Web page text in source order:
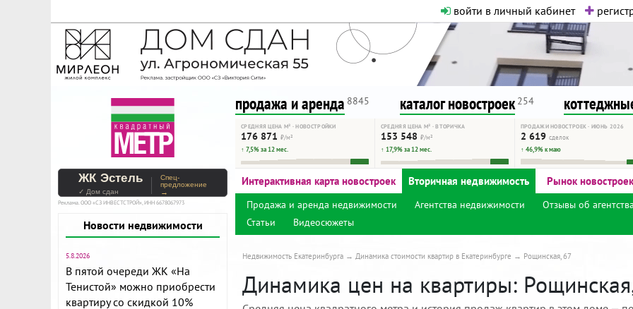
войти в личный кабинет
На Метре реклама - только нормальная. Никакого шок-
Помогайте независимому ресурсу, как он помогает вам.
продажа и аренда 8845 каталог новостроек 254
СРЕДНЯЯ ЦЕНА М² · НОВОСТРОЙКИ
176 871 ₽/м²
↑ 7,5% за 12 мес.
СРЕДНЯЯ ЦЕНА М² · ВТОРИЧКА
153 548 ₽/м²
↑ 17,9% за 12 мес.
ПРОДАЖИ НОВОСТРОЕК · ИЮНЬ 2026
2 619 сделок
↑ 46,9% к маю
ЖК Эстель
✓ Дом сдан
Спец-
предложение
→
Реклама. ООО «СЗ ИНВЕСТСТРОЙ», ИНН 6678067973
Новости недвижимости
5.8.2026
В пятой очереди ЖК «На
Тенистой» можно приобрести
квартиру со скидкой 10%
Интерактивная карта новостроек Вторичная недвижимость Рынок новостроек
Продажа и аренда недвижимости Агентства недвижимости Отзывы об
Статьи
Видеосюжеты
Недвижимость Екатеринбурга Динамика стоимости квартир в Екатеринбурге Рощинская, 67
Динамика цен на квартиры: